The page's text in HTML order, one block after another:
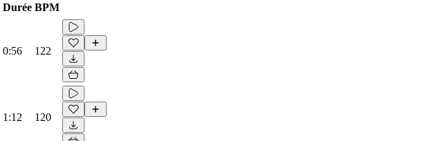
Durée BPM
0:56 122
1:12 120